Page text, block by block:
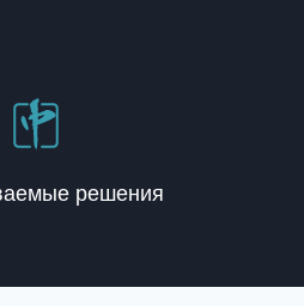
решения